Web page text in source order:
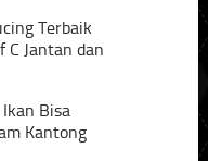
Terbaik
C Jantan dan
Bisa
Kantong